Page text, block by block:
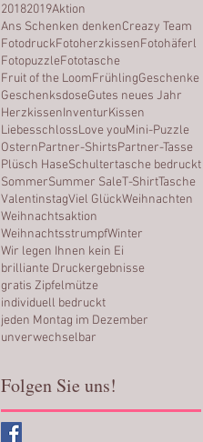
20182019Aktion
Ans Schenken denkenCreazy Team
FotodruckFotoherzkissenFotohäferl
FotopuzzleFototasche
Fruit of the LoomFrühlingGeschenke
GeschenksdoseGutes neues Jahr
HerzkissenInventurKissen
LiebesschlossLove youMini-Puzzle
OsternPartner-ShirtsPartner-Tasse
Plüsch HaseSchultertasche bedruckt
SommerSummer SaleT-ShirtTasche
ValentinstagViel GlückWeihnachten
Weihnachtsaktion
WeihnachtsstrumpfWinter
Wir legen Ihnen kein Ei
brilliante Druckergebnisse
gratis Zipfelmütze
individuell bedruckt
jeden Montag im Dezember
unverwechselbar
Folgen Sie uns!